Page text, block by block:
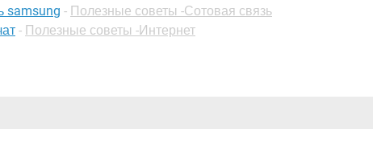
samsung - Полезные советы -Сотовая связь
- Полезные советы -Интернет